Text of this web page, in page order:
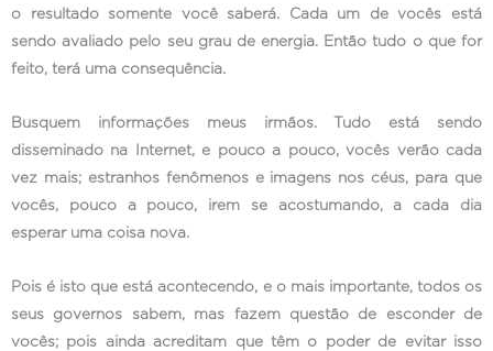
o resultado somente você saberá. Cada um de vocês está
sendo avaliado pelo seu grau de energia. Então tudo o que for
feito, terá uma consequência.
Busquem informações meus irmãos. Tudo está sendo
disseminado na Internet, e pouco a pouco, vocês verão cada
vez mais; estranhos fenômenos e imagens nos céus, para que
vocês, pouco a pouco, irem se acostumando, a cada dia
esperar uma coisa nova.
Pois é isto que está acontecendo, e o mais importante, todos os
seus governos sabem, mas fazem questão de esconder de
vocês; pois ainda acreditam que têm o poder de evitar isso